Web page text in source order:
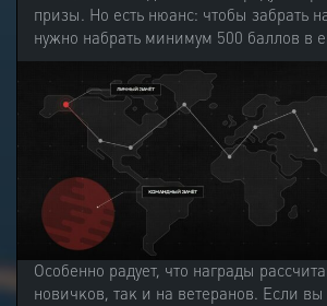
призы. Но есть нюанс: чтобы забрать
нужно набрать минимум 500 баллов в
Особенно радует, что награды
новичков, так и на ветеранов. Если